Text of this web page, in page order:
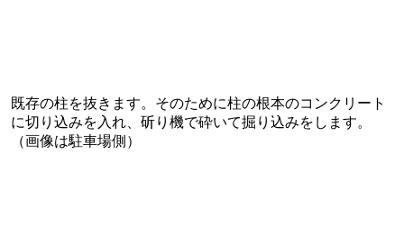
既存の柱を抜きます。そのために柱の根本のコンクリート
に切り込みを入れ、斫り機で砕いて掘り込みをします。
（画像は駐車場側）